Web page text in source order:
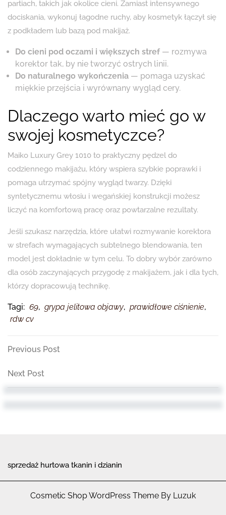
partiach, takich jak okolice cieni. Zamiast intensywnego
dociskania, wykonuj łagodne ruchy, aby kosmetyk łączył się
z podkładem lub bazą pod makijaż.
Do cieni pod oczami i większych stref — rozmywa
korektor tak, by nie tworzyć ostrych linii.
Do naturalnego wykończenia — pomaga uzyskać
miękkie przejścia i wyrównany wygląd cery.
Dlaczego warto mieć go w
swojej kosmetyczce?
Maiko Luxury Grey 1010 to praktyczny pędzel do
codziennego makijażu, który wspiera szybkie poprawki i
pomaga utrzymać spójny wygląd twarzy. Dzięki
syntetycznemu włosiu i wegańskiej konstrukcji możesz
liczyć na komfortową pracę oraz powtarzalne rezultaty.
Jeśli szukasz narzędzia, które ułatwi rozmywanie korektora
w strefach wymagających subtelnego blendowania, ten
model jest dokładnie w tym celu. To dobry wybór zarówno
dla osób zaczynających przygodę z makijażem, jak i dla tych,
którzy dopracowują technikę.
Tagi: 69, grypa jelitowa objawy, prawidłowe ciśnienie,
rdw cv
Nawigacja
wpisu
Previous
Previous Post
Next
Next Post
sprzedaż hurtowa tkanin i dzianin
Cosmetic Shop WordPress Theme By Luzuk